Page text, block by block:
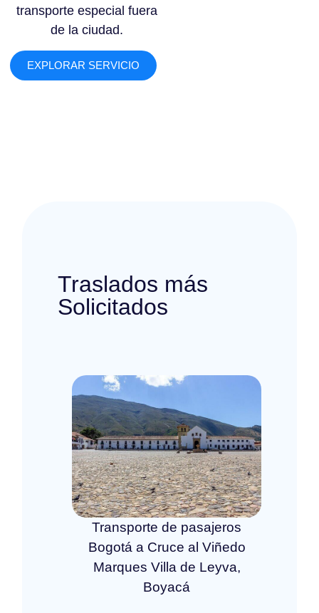
transporte especial fuera
de la ciudad.
EXPLORAR SERVICIO
Traslados más
Solicitados
Transporte de pasajeros
Bogotá a Cruce al Viñedo
Marques Villa de Leyva,
Boyacá